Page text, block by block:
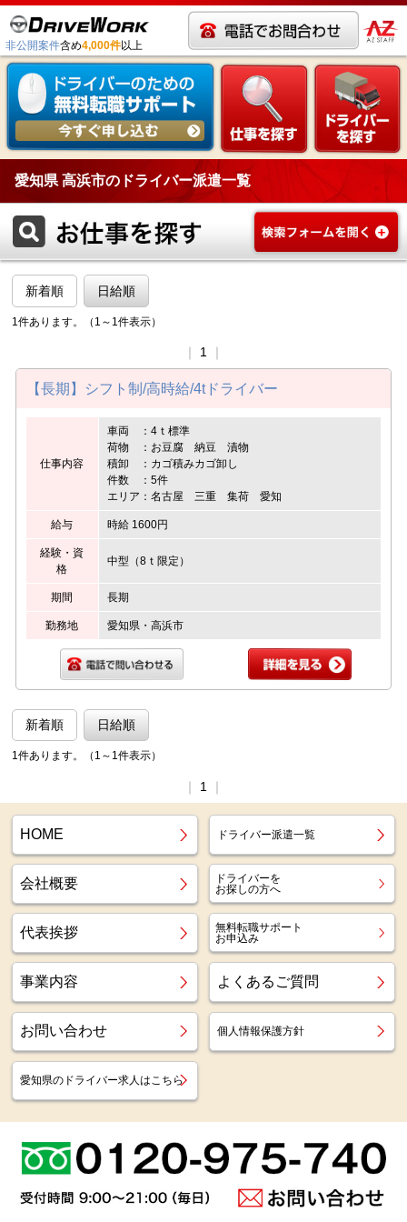
非公開案件含め4,000件以上
愛知県 高浜市のドライバー派遣一覧
新着順 日給順
1件あります。（1～1件表示）
1
【長期】シフト制/高時給/4tドライバー
仕事内容
車両 ：4ｔ標準
荷物 ：お豆腐 納豆 漬物
積卸 ：カゴ積みカゴ卸し
件数 ：5件
エリア：名古屋 三重 集荷 愛知
給与 時給 1600円
経験・資
格
中型（8ｔ限定）
期間 長期
勤務地 愛知県・高浜市
新着順 日給順
1件あります。（1～1件表示）
1
HOME ドライバー派遣一覧
会社概要
ドライバーを
お探しの方へ
代表挨拶
無料転職サポート
お申込み
事業内容 よくあるご質問
お問い合わせ 個人情報保護方針
愛知県のドライバー求人はこちら